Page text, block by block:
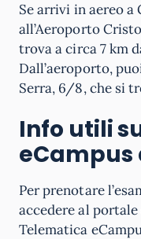
Se arrivi in aereo
all’Aeroporto
trova a circa 7 km
Dall’aeroporto,
Serra, 6/8, che si
Info utili
eCampus
Per prenotare
accedere al
Telematica